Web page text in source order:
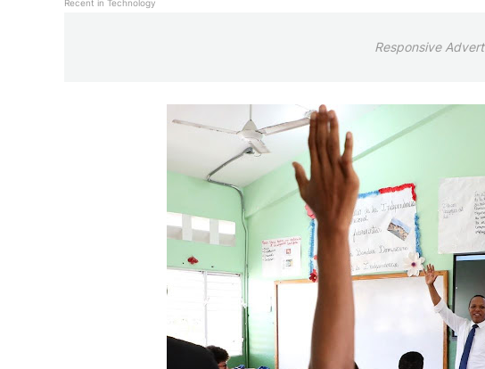
Recent in Technology
Responsive